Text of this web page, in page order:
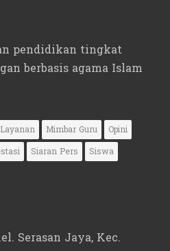
pendidikan tingkat
berbasis agama Islam
Layanan Mimbar Guru
Opini
Siaran Pers
Siswa
Serasan Jaya, Kec.